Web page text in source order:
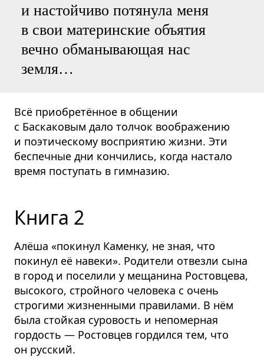
и настойчиво потянула меня
в свои материнские объятия
вечно обманывающая нас
земля…
Всё приобретённое в общении
с Баскаковым дало толчок воображению
и поэтическому восприятию жизни. Эти
беспечные дни кончились, когда настало
время поступать в гимназию.
Книга 2
Алёша «покинул Каменку, не зная, что
покинул её навеки». Родители отвезли сына
в город и поселили у мещанина Ростовцева,
высокого, стройного человека с очень
строгими жизненными правилами. В нём
была стойкая суровость и непомерная
гордость — Ростовцев гордился тем, что
он русский.